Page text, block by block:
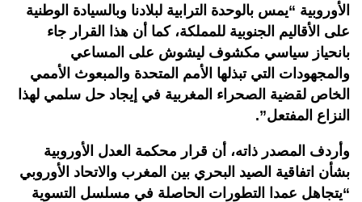
الأوروبية “يمس بالوحدة الترابية لبلادنا وبالسيادة الوطنية
على الأقاليم الجنوبية للمملكة، كما أن هذا القرار جاء
بانحياز سياسي مكشوف ليشوش على المساعي
والمجهودات التي تبذلها الأمم المتحدة والمبعوث الأممي
الخاص لقضية الصحراء المغربية في إيجاد حل سلمي لهذا
النزاع المفتعل”.
وأردف المصدر ذاته، أن قرار محكمة العدل الأوروبية
بشأن اتفاقية الصيد البحري بين المغرب والاتحاد الأوروبي
“يتجاهل عمدا التطورات الحاصلة في مسلسل التسوية